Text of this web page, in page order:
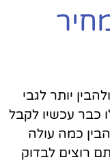
יותר לגבי
כבר עכשיו לקבל
כמה עולה
רוצים לבדוק